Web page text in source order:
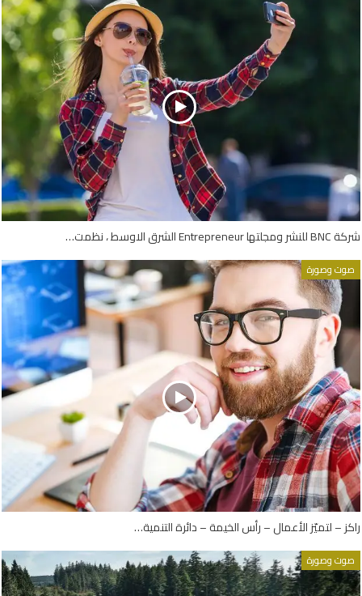
شركة BNC للنشر ومجلتها Entrepreneur الشرق الاوسط ، نظمت…
صوت وصورة
راكز – لتميّز الأعمال – رأس الخيمة – دائرة التنمية…
صوت وصورة